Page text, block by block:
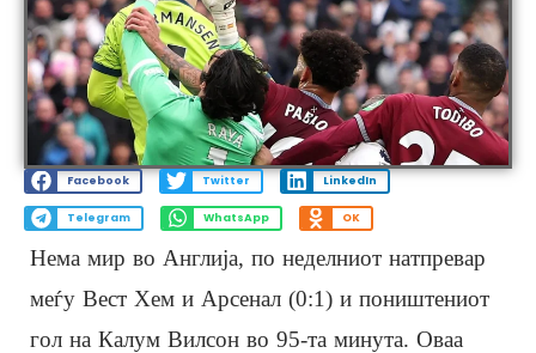
Facebook Twitter LinkedIn
Telegram WhatsApp OK
Нема мир во Англија, по неделниот натпревар
меѓу Вест Хем и Арсенал (0:1) и поништениот
гол на Калум Вилсон во 95-та минута. Оваа